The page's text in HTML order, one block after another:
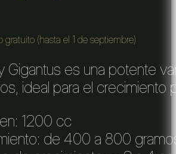
gratuito (hasta el 1 de septiembre)
Gigantus es una potente
ideal para el crecimiento
1200 cc
de 400 a 800